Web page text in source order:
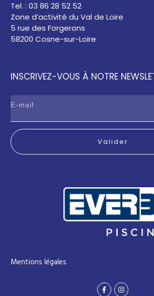
Tel. : 03 86 28 52 52
Zone d’activité du Val de Loire
5 rue des Forgerons
58200 Cosne-sur-Loire
INSCRIVEZ-VOUS À NOTRE
Valider
Mentions légales